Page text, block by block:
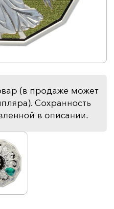
(в продаже может
Сохранность
в описании.